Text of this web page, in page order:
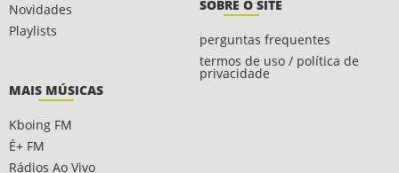
Novidades
Playlists
SOBRE O SITE
perguntas frequentes
termos de uso / política de
privacidade
MAIS MÚSICAS
Kboing FM
É+ FM
Rádios Ao Vivo